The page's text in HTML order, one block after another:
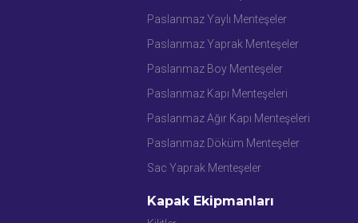
Paslanmaz Yaylı Menteşeler
Paslanmaz Yaprak Menteşeler
Paslanmaz Boy Menteşeler
Paslanmaz Kapı Menteşeleri
Paslanmaz Ağır Kapı Menteşeleri
Paslanmaz Döküm Menteşeler
Sac Yaprak Menteşeler
Kapak Ekipmanları